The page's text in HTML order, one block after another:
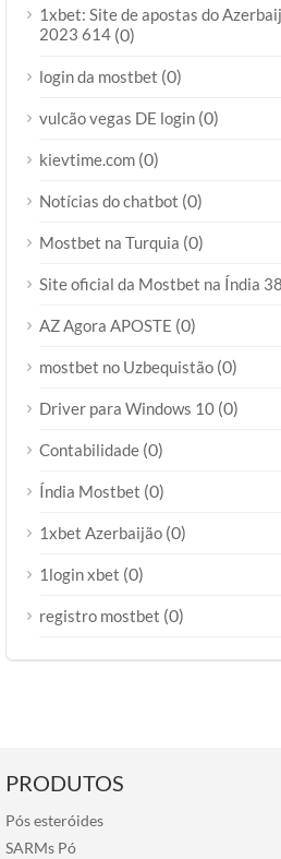
1xbet: Site de apostas do
2023 614 (0)
login da mostbet (0)
vulcão vegas DE login (0)
kievtime.com (0)
Notícias do chatbot (0)
Mostbet na Turquia (0)
Site oficial da Mostbet na Índia
AZ Agora APOSTE (0)
mostbet no Uzbequistão (0)
Driver para Windows 10 (0)
Contabilidade (0)
Índia Mostbet (0)
1xbet Azerbaijão (0)
1login xbet (0)
registro mostbet (0)
PRODUTOS
Pós esteróides
SARMs Pó